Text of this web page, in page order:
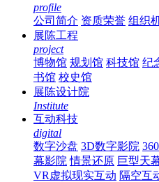
profile
公司简介 资质荣誉 组织
展陈工程
project
博物馆 规划馆 科技馆 纪
书馆 校史馆
展陈设计院
Institute
互动科技
digital
数字沙盘 3D数字影院
幕影院 情景还原 巨型天
VR虚拟现实互动 隔空互